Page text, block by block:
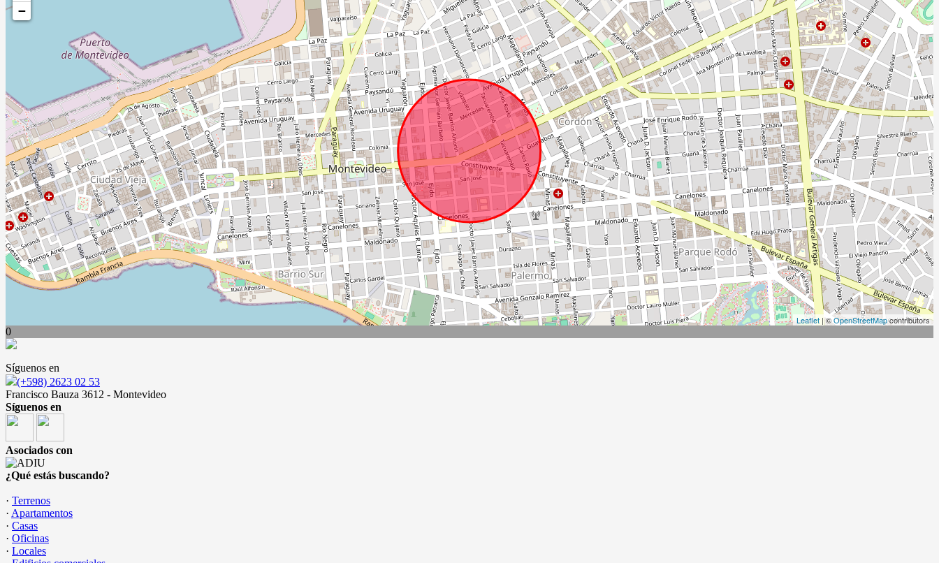
−
Leaflet | ©OpenStreetMapcontributors
0
Síguenos en
(+598) 2623 02 53
Francisco Bauza 3612 - Montevideo
Síguenos en
Asociados con
¿Qué estás buscando?
· Terrenos
· Apartamentos
· Casas
· Oficinas
· Locales